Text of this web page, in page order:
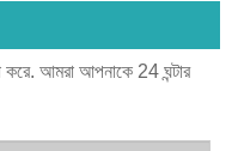
করে. আমরা আপনাকে 24 ঘন্টার